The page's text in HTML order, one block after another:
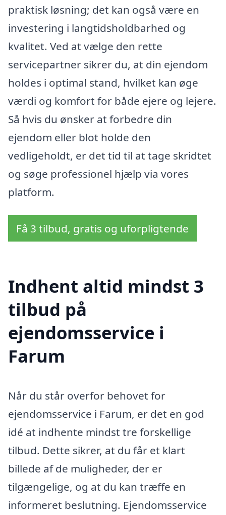
praktisk løsning; det kan også være en
investering i langtidsholdbarhed og
kvalitet. Ved at vælge den rette
servicepartner sikrer du, at din ejendom
holdes i optimal stand, hvilket kan øge
værdi og komfort for både ejere og lejere.
Så hvis du ønsker at forbedre din
ejendom eller blot holde den
vedligeholdt, er det tid til at tage skridtet
og søge professionel hjælp via vores
platform.
Få 3 tilbud, gratis og uforpligtende
Indhent altid mindst 3
tilbud på
ejendomsservice i
Farum
Når du står overfor behovet for
ejendomsservice i Farum, er det en god
idé at indhente mindst tre forskellige
tilbud. Dette sikrer, at du får et klart
billede af de muligheder, der er
tilgængelige, og at du kan træffe en
informeret beslutning. Ejendomsservice